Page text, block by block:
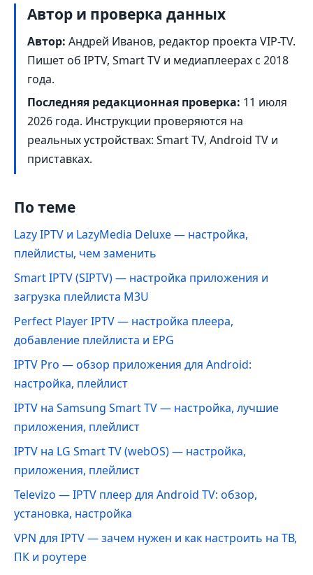
Автор и проверка данных
Автор: Андрей Иванов, редактор проекта VIP-TV.
Пишет об IPTV, Smart TV и медиаплеерах с 2018
года.
Последняя редакционная проверка: 11 июля
2026 года. Инструкции проверяются на
реальных устройствах: Smart TV, Android TV и
приставках.
По теме
Lazy IPTV и LazyMedia Deluxe — настройка,
плейлисты, чем заменить
Smart IPTV (SIPTV) — настройка приложения и
загрузка плейлиста M3U
Perfect Player IPTV — настройка плеера,
добавление плейлиста и EPG
IPTV Pro — обзор приложения для Android:
настройка, плейлист
IPTV на Samsung Smart TV — настройка, лучшие
приложения, плейлист
IPTV на LG Smart TV (webOS) — настройка,
приложения, плейлист
Televizo — IPTV плеер для Android TV: обзор,
установка, настройка
VPN для IPTV — зачем нужен и как настроить на ТВ,
ПК и роутере